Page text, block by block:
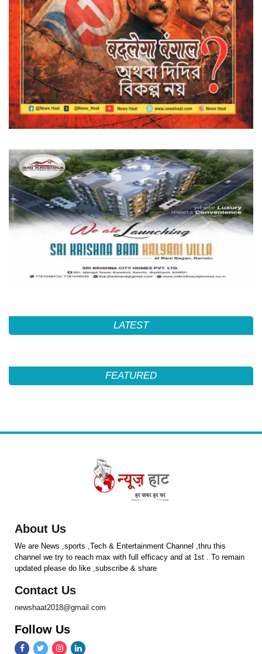
LATEST
FEATURED
About Us
We are News ,sports ,Tech & Entertainment Channel ,thru this
channel we try to reach max with full efficacy and at 1st . To remain
updated please do like ,subscribe & share
Contact Us
newshaat2018@gmail.com
Follow Us